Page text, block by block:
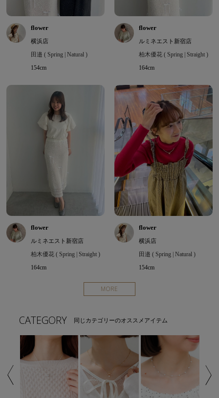
flower
横浜店
田邉 ( Spring | Natural )
154cm
flower
ルミネエスト新宿店
柏木優花 ( Spring | Straight )
164cm
flower
ルミネエスト新宿店
柏木優花 ( Spring | Straight )
164cm
flower
横浜店
田邉 ( Spring | Natural )
154cm
MORE
CATEGORY 同じカテゴリーのオススメアイテム